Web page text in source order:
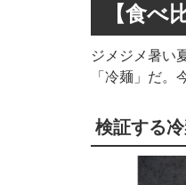
【食
ジメジメ暑い
「冷麺」だ
検証する